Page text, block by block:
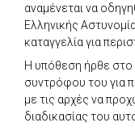
αναμένεται να
Ελληνικής
καταγγελία για
Η υπόθεση ήρθε στο
συντρόφου του για
με τις αρχές να
διαδικασίας του